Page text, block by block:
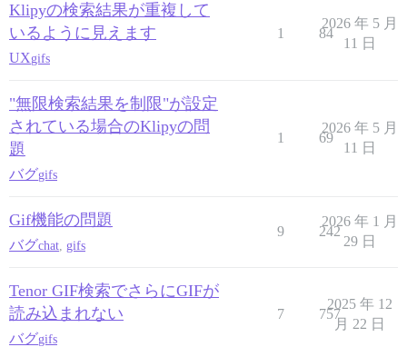
Klipyの検索結果が重複して
いるように見えます
UXgifs
1 84
2026 年 5 月
11 日
"無限検索結果を制限"が設定
されている場合のKlipyの問
題
バグgifs
1 69
2026 年 5 月
11 日
Gif機能の問題
バグchat gifs
9 242
2026 年 1 月
29 日
Tenor GIF検索でさらにGIFが
読み込まれない
バグgifs
7 757
2025 年 12
月 22 日